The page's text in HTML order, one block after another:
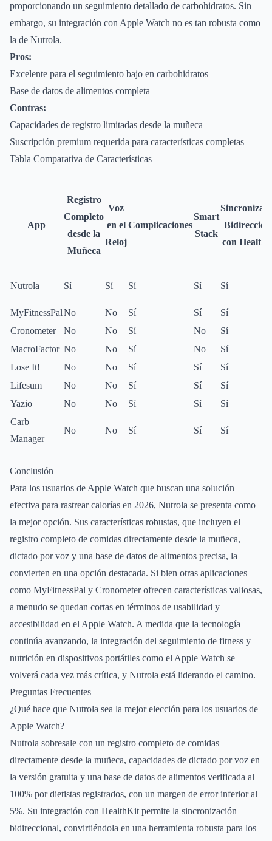
proporcionando un seguimiento detallado de carbohidratos. Sin
embargo, su integración con Apple Watch no es tan robusta como
la de Nutrola.
Pros:
Excelente para el seguimiento bajo en carbohidratos
Base de datos de alimentos completa
Contras:
Capacidades de registro limitadas desde la muñeca
Suscripción premium requerida para características completas
Tabla Comparativa de Características
App
Registro
Completo
desde la
Muñeca
Voz
en el
Reloj
Complicaciones
Smart
Stack
con
Nutrola Sí Sí Sí Sí Sí
MyFitnessPalNo No Sí Sí
Sí
Cronometer
No No Sí No
Sí
MacroFactor No No Sí No
Sí
Lose It!
No No Sí Sí
Sí
Lifesum
No No Sí Sí
Sí
Yazio
No No Sí Sí
Sí
Carb
Manager
No No Sí Sí Sí
Conclusión
Para los usuarios de Apple Watch que buscan una solución
efectiva para rastrear calorías en 2026, Nutrola se presenta como
la mejor opción. Sus características robustas, que incluyen el
registro completo de comidas directamente desde la muñeca,
dictado por voz y una base de datos de alimentos precisa, la
convierten en una opción destacada. Si bien otras aplicaciones
como MyFitnessPal y Cronometer ofrecen características valiosas,
a menudo se quedan cortas en términos de usabilidad y
accesibilidad en el Apple Watch. A medida que la tecnología
continúa avanzando, la integración del seguimiento de fitness y
nutrición en dispositivos portátiles como el Apple Watch se
volverá cada vez más crítica, y Nutrola está liderando el camino.
Preguntas Frecuentes
¿Qué hace que Nutrola sea la mejor elección para los usuarios de
Apple Watch?
Nutrola sobresale con un registro completo de comidas
directamente desde la muñeca, capacidades de dictado por voz en
la versión gratuita y una base de datos de alimentos verificada al
100% por dietistas registrados, con un margen de error inferior al
5%. Su integración con HealthKit permite la sincronización
bidireccional, convirtiéndola en una herramienta robusta para los